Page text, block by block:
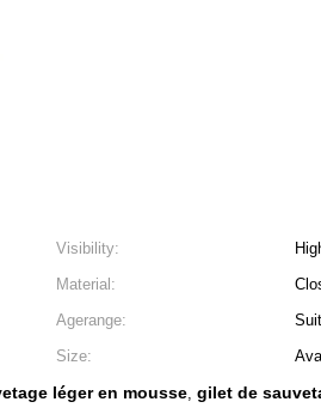
Visibility:
Material:
Agerange:
Size:
léger en mousse, gilet de